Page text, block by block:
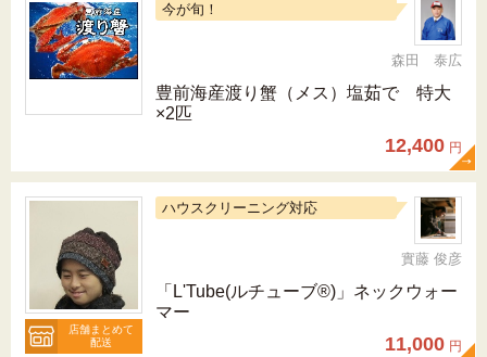
今が旬！
森田 泰広
豊前海産渡り蟹（メス）塩茹で 特大
×2匹
12,400 円
店舗まとめて
配送
ハウスクリーニング対応
實藤 俊彦
「L'Tube(ルチューブ®)」ネックウォー
マー
11,000 円